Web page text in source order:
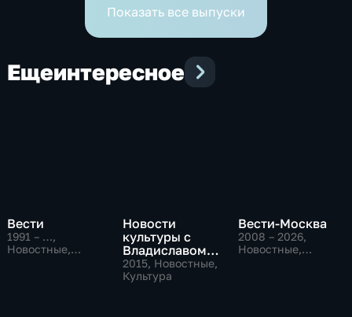
Показать все выпуски
Ещеинтересное
Вести
1991 – …,
Новостные,
Новости
культуры с
Владиславом
Флярковским
2015, Новостные,
Культура
Вести-Москва
2008 – 2026,
Новостные,